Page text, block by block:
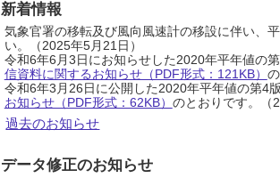
新着情報
気象官署の移転及び風向風速計の移設に伴い、
い。（2025年5月21日）
令和6年6月3日にお知らせした2020年平年値の
信資料に関するお知らせ（PDF形式：121KB）
令和6年3月26日に公開した2020年平年値の第4
お知らせ（PDF形式：62KB） のとおりです。（
過去のお知らせ
データ修正のお知らせ